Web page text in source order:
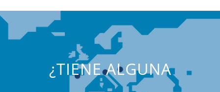
¿TIENE ALGUNA